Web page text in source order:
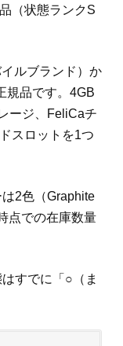
（状態ランクS
ルブランド）か
規品です。4GB
ージ、FeliCaチ
スロットを1つ
は2色（Graphite
点での在庫数量
すでに「○（ま